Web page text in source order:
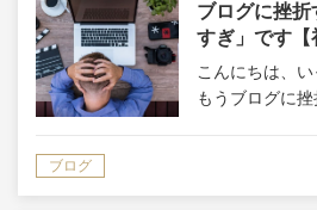
ブログに挫折
すぎ」です【
こんにちは、い
もうブログに
ブログ